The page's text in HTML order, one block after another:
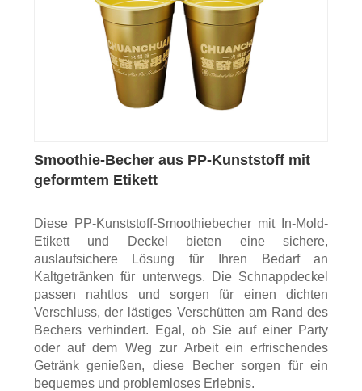
Smoothie-Becher aus PP-Kunststoff mit
geformtem Etikett
Diese PP-Kunststoff-Smoothiebecher mit In-Mold-
Etikett und Deckel bieten eine sichere,
auslaufsichere Lösung für Ihren Bedarf an
Kaltgetränken für unterwegs. Die Schnappdeckel
passen nahtlos und sorgen für einen dichten
Verschluss, der lästiges Verschütten am Rand des
Bechers verhindert. Egal, ob Sie auf einer Party
oder auf dem Weg zur Arbeit ein erfrischendes
Getränk genießen, diese Becher sorgen für ein
bequemes und problemloses Erlebnis.